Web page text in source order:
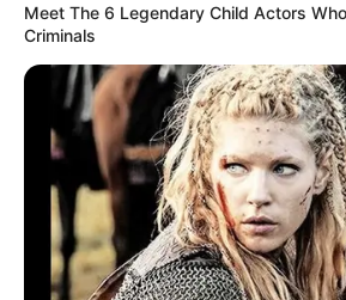
Meet The 6 Legendary Child Actors
Criminals